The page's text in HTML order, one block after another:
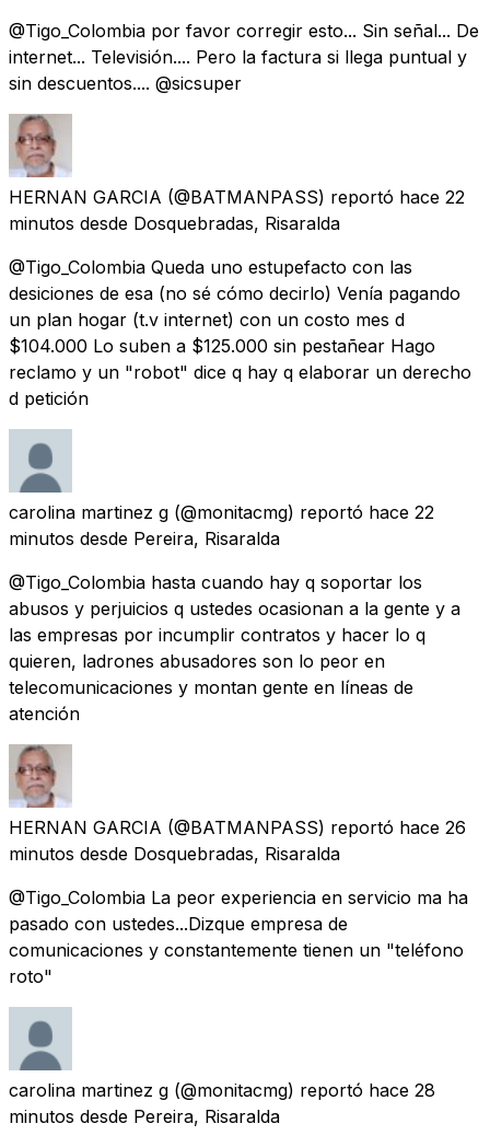
@Tigo_Colombia por favor corregir esto... Sin señal... De
internet... Televisión.... Pero la factura si llega puntual y
sin descuentos.... @sicsuper
HERNAN GARCIA (@BATMANPASS) reportó hace 22
minutos desde Dosquebradas, Risaralda
@Tigo_Colombia Queda uno estupefacto con las
desiciones de esa (no sé cómo decirlo) Venía pagando
un plan hogar (t.v internet) con un costo mes d
$104.000 Lo suben a $125.000 sin pestañear Hago
reclamo y un "robot" dice q hay q elaborar un derecho
d petición
carolina martinez g (@monitacmg) reportó hace 22
minutos desde Pereira, Risaralda
@Tigo_Colombia hasta cuando hay q soportar los
abusos y perjuicios q ustedes ocasionan a la gente y a
las empresas por incumplir contratos y hacer lo q
quieren, ladrones abusadores son lo peor en
telecomunicaciones y montan gente en líneas de
atención
HERNAN GARCIA (@BATMANPASS) reportó hace 26
minutos desde Dosquebradas, Risaralda
@Tigo_Colombia La peor experiencia en servicio ma ha
pasado con ustedes...Dizque empresa de
comunicaciones y constantemente tienen un "teléfono
roto"
carolina martinez g (@monitacmg) reportó hace 28
minutos desde Pereira, Risaralda